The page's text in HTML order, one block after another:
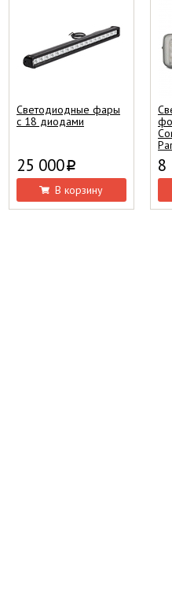
Светодиодные фары
с 18 диодами
25 000 i
В корзину
8